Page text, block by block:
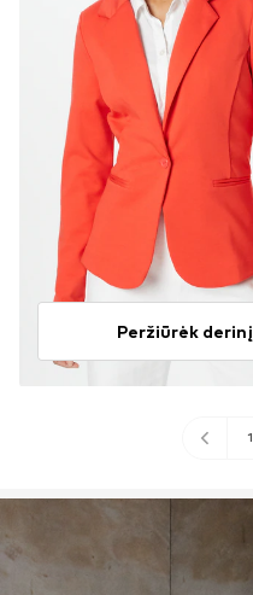
Peržiūrėk derinį
1